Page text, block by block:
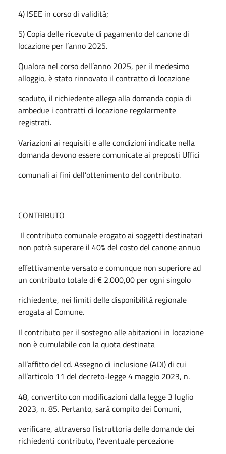
4) ISEE in corso di validità;
5) Copia delle ricevute di pagamento del canone di
locazione per l’anno 2025.
Qualora nel corso dell’anno 2025, per il medesimo
alloggio, è stato rinnovato il contratto di locazione
scaduto, il richiedente allega alla domanda copia di
ambedue i contratti di locazione regolarmente
registrati.
Variazioni ai requisiti e alle condizioni indicate nella
domanda devono essere comunicate ai preposti Uffici
comunali ai fini dell’ottenimento del contributo.
CONTRIBUTO
Il contributo comunale erogato ai soggetti destinatari
non potrà superare il 40% del costo del canone annuo
effettivamente versato e comunque non superiore ad
un contributo totale di € 2.000,00 per ogni singolo
richiedente, nei limiti delle disponibilità regionale
erogata al Comune.
Il contributo per il sostegno alle abitazioni in locazione
non è cumulabile con la quota destinata
all’affitto del cd. Assegno di inclusione (ADI) di cui
all’articolo 11 del decreto-legge 4 maggio 2023, n.
48, convertito con modificazioni dalla legge 3 luglio
2023, n. 85. Pertanto, sarà compito dei Comuni,
verificare, attraverso l’istruttoria delle domande dei
richiedenti contributo, l’eventuale percezione